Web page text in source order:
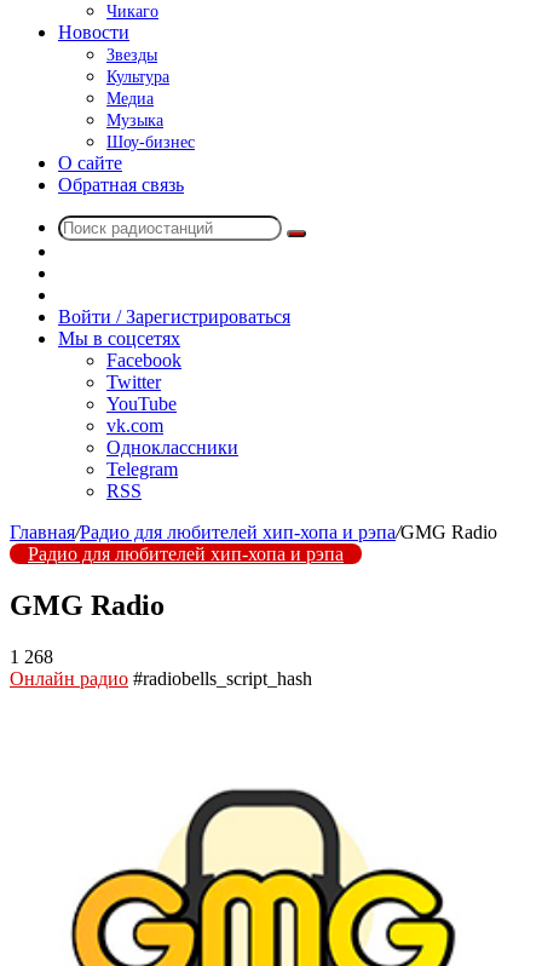
Чикаго
Новости
Звезды
Культура
Медиа
Музыка
Шоу-бизнес
О сайте
Обратная связь
Поиск
радио
Войти / Зарегистрироваться
Мы в соцсетях
Facebook
Twitter
YouTube
vk.com
Одноклассники
Telegram
RSS
Главная/Радио для любителей хип-хопа и рэпа/GMG Radio
Радио для любителей хип-хопа и рэпа
GMG Radio
1 268
Онлайн радио #radiobells_script_hash